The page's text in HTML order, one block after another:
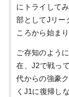
にトライして
部としてJリー
ころから始ま
ご存知のよう
在、J2で戦っ
代からの強豪
くJ1に復帰し